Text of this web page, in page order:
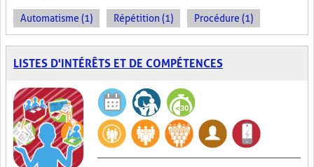
Automatisme (1) Répétition (1) Procédure (1)
LISTES D'INTÉRÊTS ET DE COMPÉTENCES